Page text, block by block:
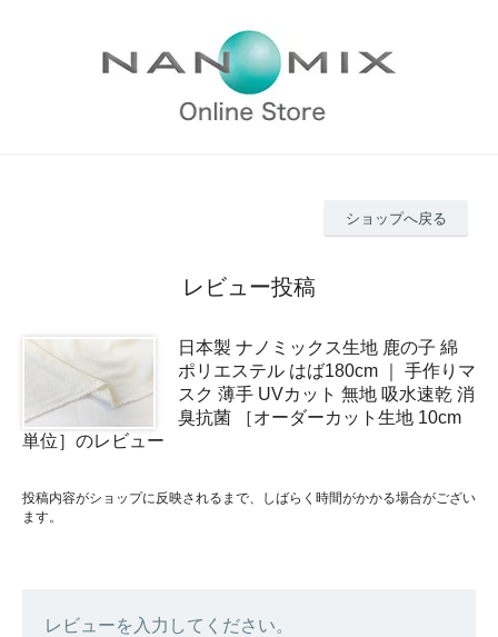
ショップへ戻る
レビュー投稿
日本製 ナノミックス生地 鹿の子 綿
ポリエステル はば180cm ｜ 手作りマ
スク 薄手 UVカット 無地 吸水速乾 消
臭抗菌 ［オーダーカット生地 10cm
単位］のレビュー
投稿内容がショップに反映されるまで、しばらく時間がかかる場合がござい
ます。
レビューを入力してください。